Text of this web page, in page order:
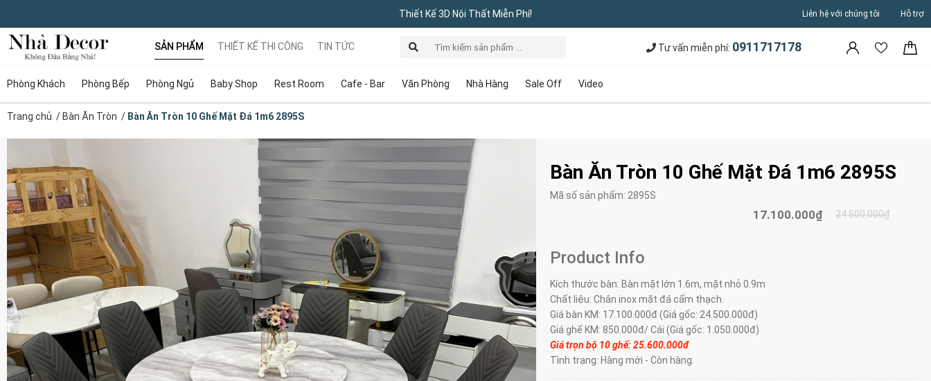
Thiết Kế 3D Nội Thất Miễn Phí! Liên hệ với chúng tôi Hỗ trợ
SẢN PHẨM
Phòng Khách Phòng Bếp Phòng Ngủ Baby Shop Rest Room Cafe - Bar Văn Phòng Nhà Hàng Sale Off Video
THIẾT KẾ THI CÔNG TIN TỨC Tư vấn miễn phí: 0911717178
Trang chủ / Bàn Ăn Tròn / Bàn Ăn Tròn 10 Ghế Mặt Đá 1m6 2895S
Bàn Ăn Tròn 10 Ghế Mặt Đá 1m6 2895S
Mã số sản phẩm: 2895S
17.100.000₫ 24.500.000₫
Product Info
Kích thước bàn: Bàn mặt lớn 1.6m, mặt nhỏ 0.9m
Chất liệu: Chân inox mặt đá cẩm thạch.
Giá bàn KM: 17.100.000đ (Giá gốc: 24.500.000đ)
Giá ghế KM: 850.000đ/ Cái (Giá gốc: 1.050.000đ)
Giá trọn bộ 10 ghế: 25.600.000đ
Tình trạng: Hàng mới - Còn hàng.